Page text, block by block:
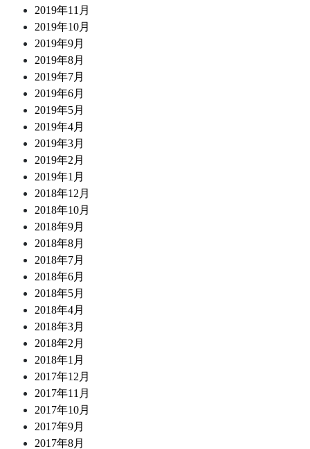
2019年11月
2019年10月
2019年9月
2019年8月
2019年7月
2019年6月
2019年5月
2019年4月
2019年3月
2019年2月
2019年1月
2018年12月
2018年10月
2018年9月
2018年8月
2018年7月
2018年6月
2018年5月
2018年4月
2018年3月
2018年2月
2018年1月
2017年12月
2017年11月
2017年10月
2017年9月
2017年8月